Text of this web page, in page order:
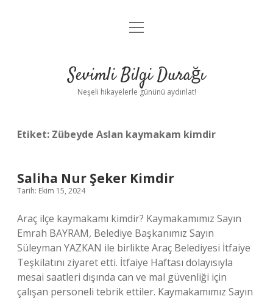
Anasayfa
Yasal Uyarı
menüyü
Sevimli Bilgi Durağı
Neşeli hikayelerle gününü aydınlat!
Etiket: Zübeyde Aslan kaymakam kimdir
Saliha Nur Şeker Kimdir
Tarih: Ekim 15, 2024
Araç ilçe kaymakamı kimdir? Kaymakamımız Sayın
Emrah BAYRAM, Belediye Başkanımız Sayın
Süleyman YAZKAN ile birlikte Araç Belediyesi İtfaiye
Teşkilatını ziyaret etti. İtfaiye Haftası dolayısıyla
mesai saatleri dışında can ve mal güvenliği için
çalışan personeli tebrik ettiler. Kaymakamımız Sayın